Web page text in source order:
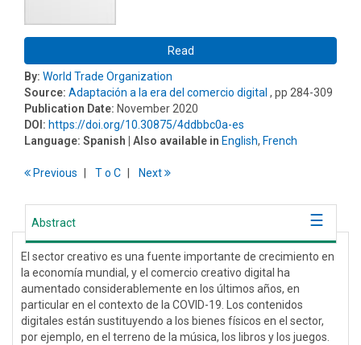
Read
By: World Trade Organization
Source: Adaptación a la era del comercio digital , pp 284-309
Publication Date: November 2020
DOI: https://doi.org/10.30875/4ddbbc0a-es
Language: Spanish | Also available in English, French
Previous To C Next
Abstract
El sector creativo es una fuente importante de crecimiento en
la economía mundial, y el comercio creativo digital ha
aumentado considerablemente en los últimos años, en
particular en el contexto de la COVID-19. Los contenidos
digitales están sustituyendo a los bienes físicos en el sector,
por ejemplo, en el terreno de la música, los libros y los juegos.